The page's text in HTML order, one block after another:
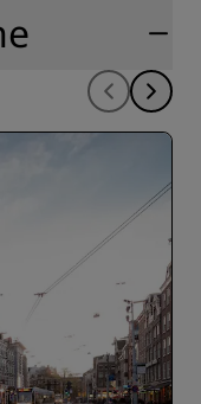
gesundheit-